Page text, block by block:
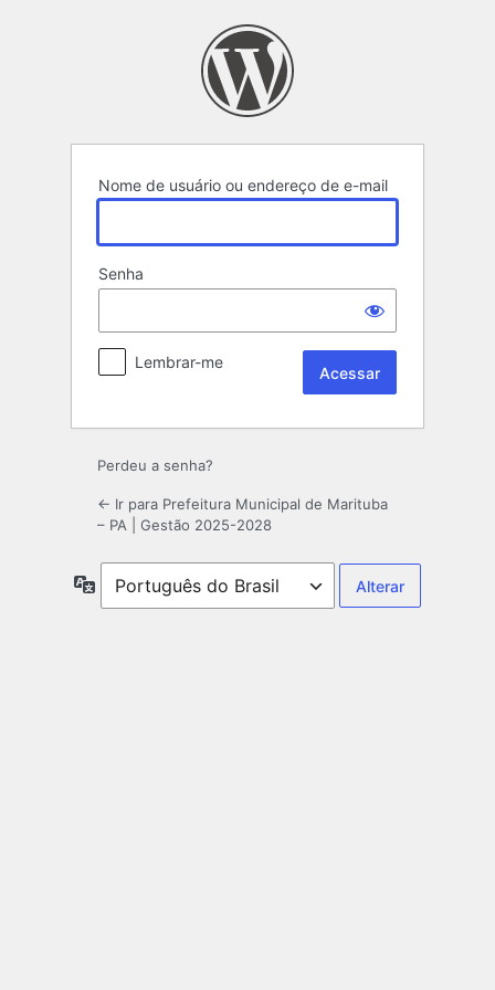
Nome de usuário ou endereço de e-mail
Senha
Lembrar-me
Perdeu a senha?
← Ir para Prefeitura Municipal de Marituba
– PA | Gestão 2025-2028
Idioma